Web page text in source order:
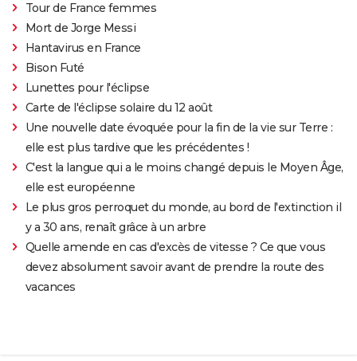
Tour de France femmes
Mort de Jorge Messi
Hantavirus en France
Bison Futé
Lunettes pour l'éclipse
Carte de l'éclipse solaire du 12 août
Une nouvelle date évoquée pour la fin de la vie sur Terre :
elle est plus tardive que les précédentes !
C'est la langue qui a le moins changé depuis le Moyen Âge,
elle est européenne
Le plus gros perroquet du monde, au bord de l'extinction il
y a 30 ans, renaît grâce à un arbre
Quelle amende en cas d'excès de vitesse ? Ce que vous
devez absolument savoir avant de prendre la route des
vacances